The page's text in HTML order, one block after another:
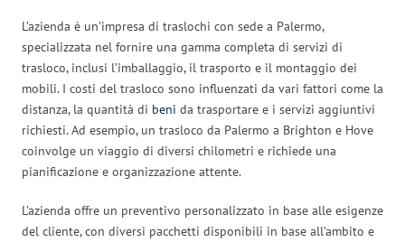
L’azienda è un’impresa di traslochi con sede a Palermo,
specializzata nel fornire una gamma completa di servizi di
trasloco, inclusi l’imballaggio, il trasporto e il montaggio dei
mobili. I costi del trasloco sono influenzati da vari fattori come la
distanza, la quantità di beni da trasportare e i servizi aggiuntivi
richiesti. Ad esempio, un trasloco da Palermo a Brighton e Hove
coinvolge un viaggio di diversi chilometri e richiede una
pianificazione e organizzazione attente.
L’azienda offre un preventivo personalizzato in base alle esigenze
del cliente, con diversi pacchetti disponibili in base all’ambito e